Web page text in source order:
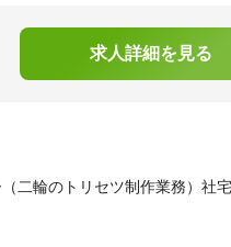
求人詳細を見る
二輪のトリセツ制作業務）社